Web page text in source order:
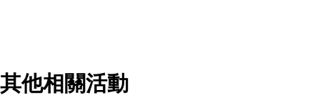
其他相關活動